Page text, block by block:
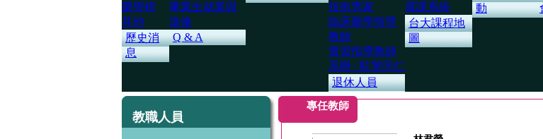
榮譽榜
其他
歷史消
息
畢業生就業與
進修
Q & A
技術専家
臨床藥學指導
教師
實習指導教師
系辦 / 駐警同仁
退休人員
選課系統
台大課程地
圖
動
教職人員
專任教師